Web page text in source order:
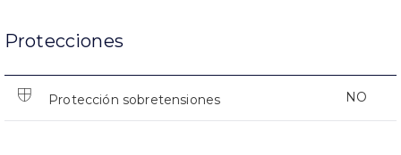
Protecciones
Protección sobretensiones NO